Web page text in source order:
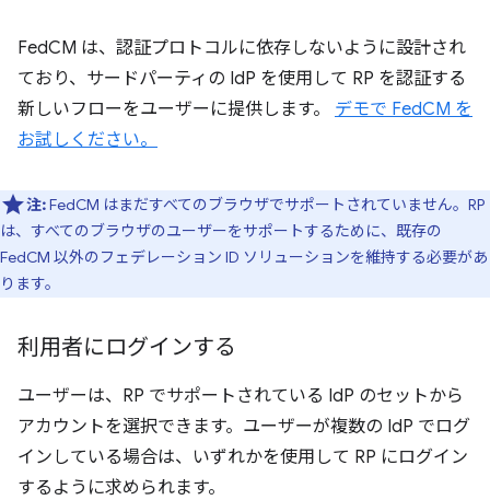
FedCM は、認証プロトコルに依存しないように設計され
ており、サードパーティの IdP を使用して RP を認証する
新しいフローをユーザーに提供します。 デモで FedCM を
お試しください。
注:FedCM はまだすべてのブラウザでサポートされていません。RP
は、すべてのブラウザのユーザーをサポートするために、既存の
FedCM 以外のフェデレーション ID ソリューションを維持する必要があ
ります。
利用者にログインする
ユーザーは、RP でサポートされている IdP のセットから
アカウントを選択できます。ユーザーが複数の IdP でログ
インしている場合は、いずれかを使用して RP にログイン
するように求められます。